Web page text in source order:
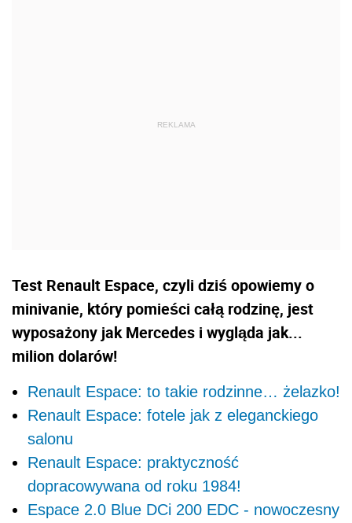
Test Renault Espace, czyli dziś opowiemy o
minivanie, który pomieści całą rodzinę, jest
wyposażony jak Mercedes i wygląda jak...
milion dolarów!
Renault Espace: to takie rodzinne… żelazko!
Renault Espace: fotele jak z eleganckiego
salonu
Renault Espace: praktyczność
dopracowywana od roku 1984!
Espace 2.0 Blue DCi 200 EDC - nowoczesny